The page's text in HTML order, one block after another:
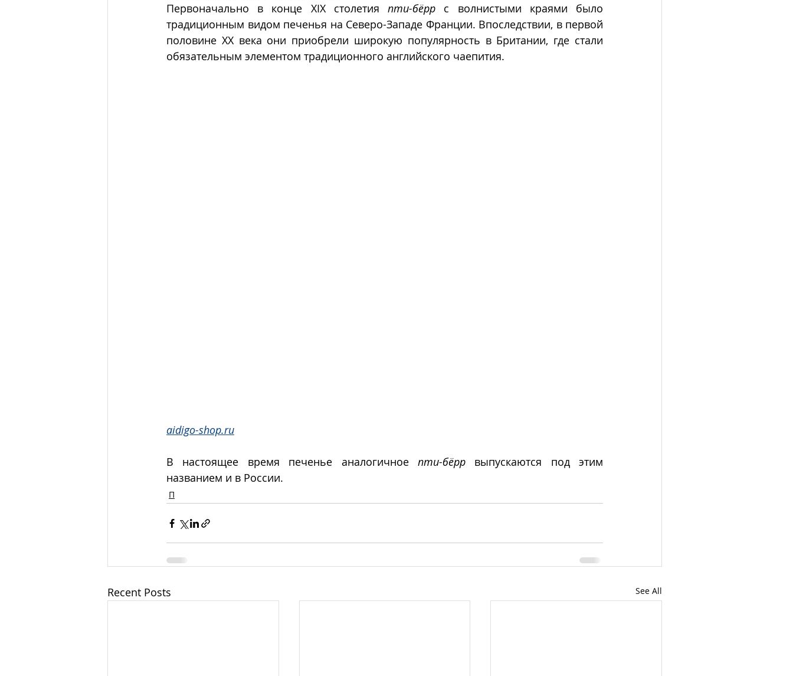
Первоначально в конце XIX столетия пти-бëрр с волнистыми краями было
традиционным видом печенья на Северо-Западе Франции. Впоследствии, в первой
половине ХХ века они приобрели широкую популярность в Британии, где стали
обязательным элементом традиционного английского чаепития.
aidigo-shop.ru
В настоящее время печенье аналогичное пти-бëрр выпускаются под этим
названием и в России.
П
Recent Posts See All